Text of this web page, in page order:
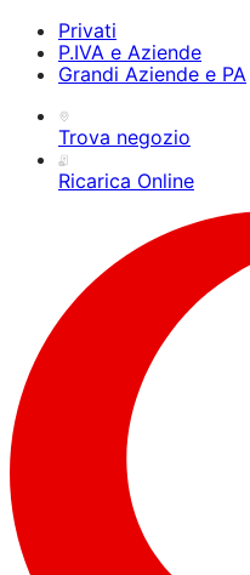
Privati
P.IVA e Aziende
Grandi Aziende e PA
Trova negozio
Ricarica Online